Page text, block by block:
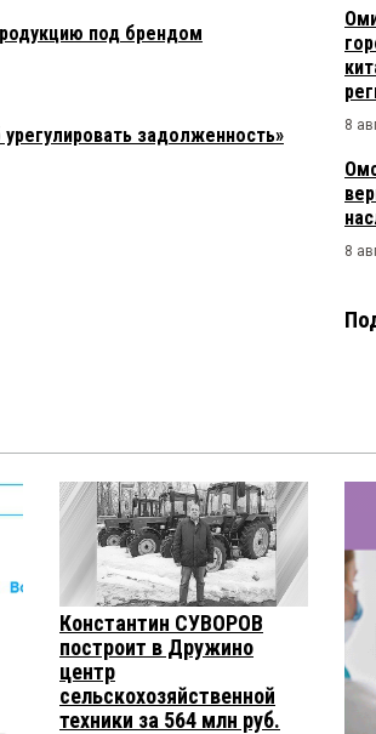
под брендом
задолженность» 8
8
Константин СУВОРОВ
построит в Дружино
центр
сельскохозяйственной
техники за 564 млн руб.